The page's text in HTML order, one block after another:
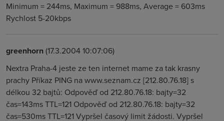
Minimum = 244ms, Maximum = 988ms, Average = 603ms
Rychlost 5-20kbps
greenhorn(17.3.2004 10:07:06)
Nextra Praha-4 jeste ze ten internet mame za tak krasny
prachy Příkaz PING na www.seznam.cz [212.80.76.18] s
délkou 32 bajtů: Odpověď od 212.80.76.18: bajty=32
čas=143ms TTL=121 Odpověď od 212.80.76.18: bajty=32
čas=530ms TTL=121 Vypršel časový limit žádosti. Vypršel